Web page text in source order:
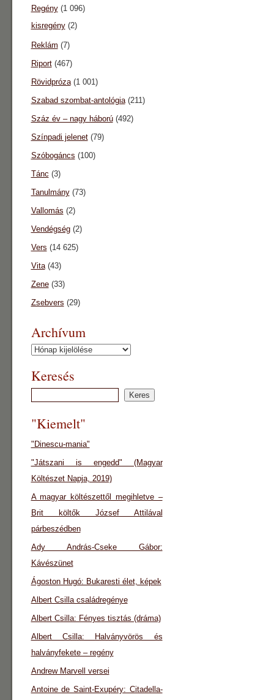
Regény(1 096)
kisregény(2)
Reklám (7)
Riport(467)
Rövidpróza(1 001)
Szabad szombat-antológia(211)
Száz év – nagy háború(492)
Színpadi jelenet(79)
Szóbogáncs (100)
Tánc (3)
Tanulmány(73)
Vallomás (2)
Vendégség(2)
Vers (14 625)
Vita(43)
Zene(33)
Zsebvers (29)
Archívum
Archívum
Keresés
"Kiemelt"
"Dinescu-mania"
"Játszani is engedd" (Magyar
Költészet Napja, 2019)
A magyar költészettől megihletve –
Brit költők József Attilával
párbeszédben
Ady András-Cseke Gábor:
Kávészünet
Ágoston Hugó: Bukaresti élet, képek
Albert Csilla családregénye
Albert Csilla: Fényes tisztás (dráma)
Albert Csilla: Halványvörös és
halványfekete – regény
Andrew Marvell versei
Antoine de Saint-Exupéry: Citadella-